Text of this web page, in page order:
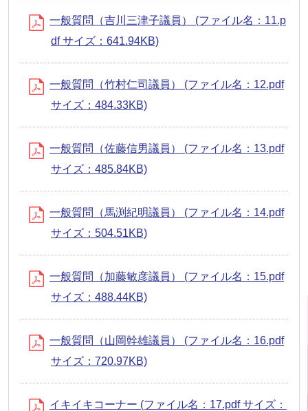
一般質問（吉川三津子議員） (ファイル名：11.p
df サイズ：641.94KB)
一般質問（竹村仁司議員） (ファイル名：12.pdf
サイズ：484.33KB)
一般質問（佐藤信男議員） (ファイル名：13.pdf
サイズ：485.84KB)
一般質問（馬渕紀明議員） (ファイル名：14.pdf
サイズ：504.51KB)
一般質問（加藤敏彦議員） (ファイル名：15.pdf
サイズ：488.44KB)
一般質問（山岡幹雄議員） (ファイル名：16.pdf
サイズ：720.97KB)
イキイキコーナー (ファイル名：17.pdf サイズ：